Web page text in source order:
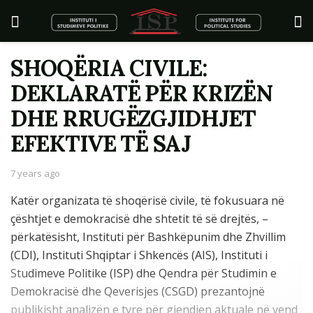
SHOQËRIA CIVILE:
DEKLARATË PËR KRIZËN
DHE RRUGËZGJIDHJET
EFEKTIVE TË SAJ
7 years ago
Katër organizata të shoqërisë civile, të fokusuara në
çështjet e demokracisë dhe shtetit të së drejtës, –
përkatësisht, Instituti për Bashkëpunim dhe Zhvillim
(CDI), Instituti Shqiptar i Shkencës (AIS), Instituti i
Studimeve Politike (ISP) dhe Qendra për Studimin e
Demokracisë dhe Qeverisjes (CSGD) prezantojnë
publikisht analizën e tyre për gjendjen aktuale në vend